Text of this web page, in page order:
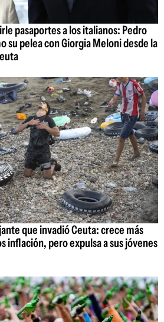
pasaportes a los italianos: Pedro
su pelea con Giorgia Meloni desde la
que invadió Ceuta: crece más
inflación, pero expulsa a sus jóvenes